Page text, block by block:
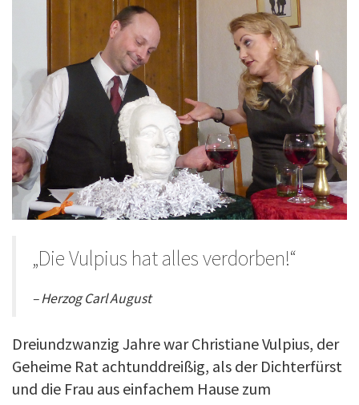
„Die Vulpius hat alles verdorben!“
– Herzog Carl August
Dreiundzwanzig Jahre war Christiane Vulpius, der
Geheime Rat achtunddreißig, als der Dichterfürst
und die Frau aus einfachem Hause zum